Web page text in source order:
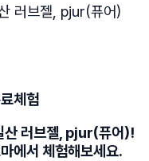
러브젤, pjur(퓨어)
체험
산 러브젤, pjur(퓨어)!
에서 체험해보세요.